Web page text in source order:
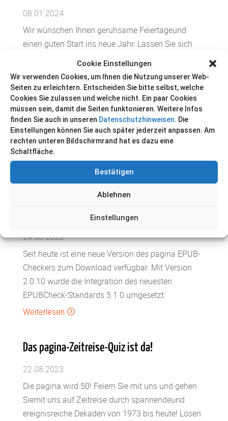
Cookie Einstellungen
Wir verwenden Cookies, um Ihnen die Nutzung unserer Web-
Seiten zu erleichtern. Entscheiden Sie bitte selbst, welche
Cookies Sie zulassen und welche nicht. Ein paar Cookies
müssen sein, damit die Seiten funktonieren. Weitere Infos
finden Sie auch in unseren Datenschutzhinweisen. Die
Einstellungen können Sie auch später jederzeit anpassen. Am
rechten unteren Bildschirmrand hat es dazu eine
Schaltfläche.
Bestätigen
Ablehnen
Einstellungen
08.01.2024
Wir wünschen Ihnen geruhsame Feiertageund
einen guten Start ins neue Jahr. Lassen Sie sich
Weiterlesen=
Das pagina-Zeitreise-Quiz ist gelöst!
10.11.2023
Das Zeitreise-Quiz ist gelöst und die
GewinnerInnen stehen fest. Mehr dazu hier:
pagina EPUB-Checker 2.0.10 ist verfügbar
29.08.2023
Seit heute ist eine neue Version des pagina EPUB-
Checkers zum Download verfügbar. Mit Version
2.0.10 wurde die Integration des neuesten
EPUBCheck-Standards 5.1.0 umgesetzt.
Weiterlesen =
Das pagina-Zeitreise-Quiz ist da!
22.08.2023
Die pagina wird 50! Feiern Sie mit uns und gehen
Siemit uns auf Zeitreise durch spannendeund
ereignisreiche Dekaden von 1973 bis heute! Lösen